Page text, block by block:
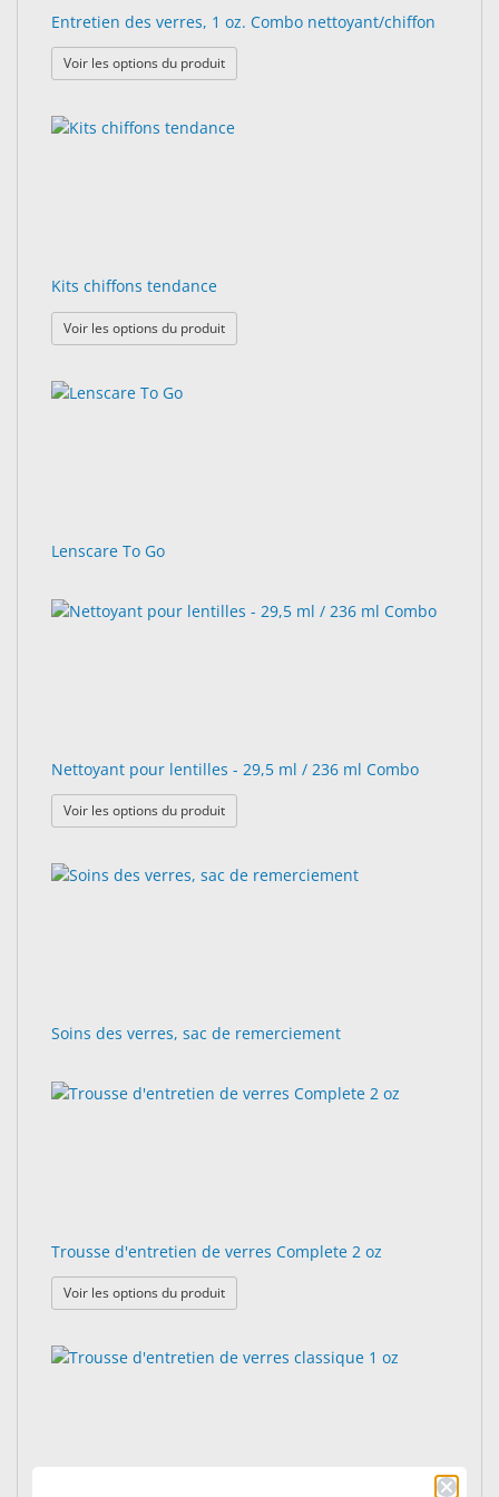
Entretien des verres, 1 oz. Combo nettoyant/chiffon
Voir les options du produit: Entretien des verres, 1 oz. Combo
Kits chiffons tendance
Voir les options du produit: Kits chiffons tendance
Lenscare To Go
Nettoyant pour lentilles - 29,5 ml / 236 ml Combo
Voir les options du produit: Nettoyant pour lentilles - 29,5 ml / 236 ml
Soins des verres, sac de remerciement
Trousse d'entretien de verres Complete 2 oz
Voir les options du produit: Trousse d'entretien de verres Complete 2